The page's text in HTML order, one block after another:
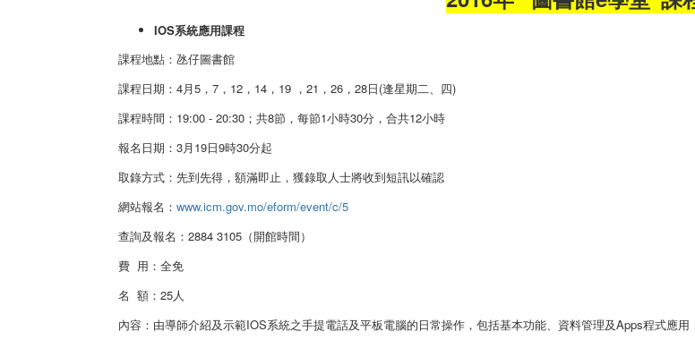
IOS系統應用課程
課程地點：氹仔圖書館
課程日期：4月5，7，12，14，19 ，21，26，28日(逢星期二、四)
課程時間：19:00 - 20:30；共8節，每節1小時30分，合共12小時
報名日期：3月19日9時30分起
取錄方式：先到先得，額滿即止，獲錄取人士將收到短訊以確認
網站報名： www.icm.gov.mo/eform/event/c/5
查詢及報名：2884 3105（開館時間）
費 用：全免
名 額：25人
內容：由導師介紹及示範IOS系統之手提電話及平板電腦的日常操作，包括基本功能、資料管理及Apps程式應用